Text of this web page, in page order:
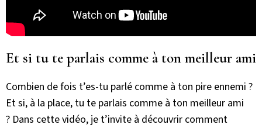
Et si tu te parlais comme à ton meilleur ami
Combien de fois t’es-tu parlé comme à ton pire ennemi ?
Et si, à la place, tu te parlais comme à ton meilleur ami
? Dans cette vidéo, je t’invite à découvrir comment